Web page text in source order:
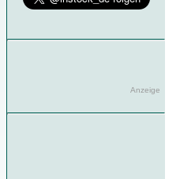
Anzeige